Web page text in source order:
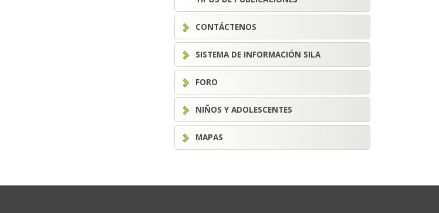
CONTÁCTENOS
SISTEMA DE INFORMACIÓN SILA
FORO
NIÑOS Y ADOLESCENTES
MAPAS